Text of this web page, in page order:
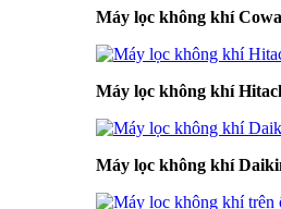
Máy lọc không khí
Máy lọc không khí
Máy lọc không khí